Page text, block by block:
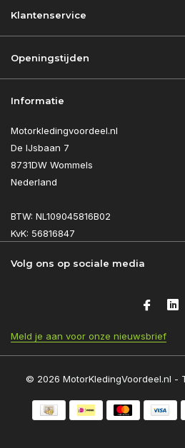
Klantenservice
Openingstijden
Informatie
Motorkledingvoordeel.nl
De IJsbaan 7
8731DW Wommels
Nederland
BTW: NL109045816B02
KvK: 56816847
Volg ons op sociale media
Meld je aan voor onze nieuwsbrief
© 2026 MotorKledingVoordeel.nl -